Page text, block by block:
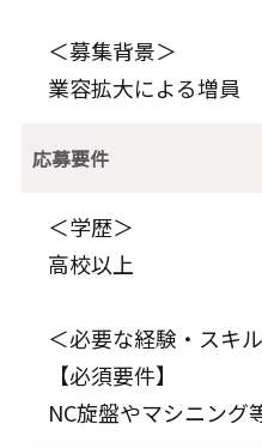
＜募集背景＞
業容拡大による増員
応募要件
＜学歴＞
高校以上
＜必要な経験・スキ
【必須要件】
NC旋盤やマシニング